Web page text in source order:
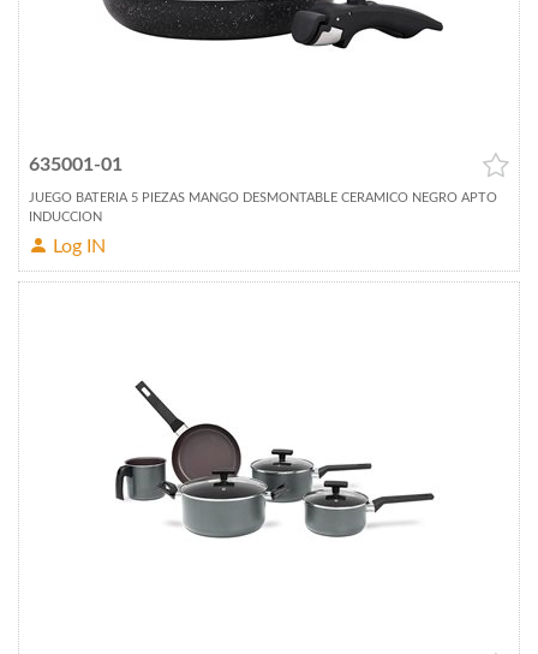
635001-01
JUEGO BATERIA 5 PIEZAS MANGO DESMONTABLE CERAMICO NEGRO APTO
INDUCCION
Log IN